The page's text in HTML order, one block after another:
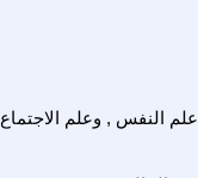
النفس , وعلم الاجتماع